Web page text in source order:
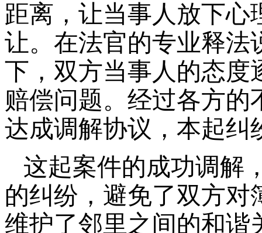
距离，让当事人放下
让。在法官的专业释法
下 ， 双方当事人的态度
赔偿问题。经过各方
达成调解协议，本起纠
这起案件的成功调解
的纠纷，避免了双方对
维护了邻里之间的和谐